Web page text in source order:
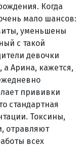
Когда
мало шансов:
уменьшены
с такой
девочки
а Арина, кажется,
прививки
стандартная
Токсины,
отравляют
всех